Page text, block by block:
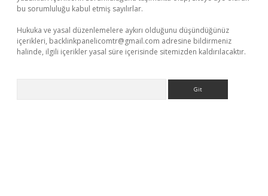
bu sorumluluğu kabul etmiş sayılırlar.
Hukuka ve yasal düzenlemelere aykırı olduğunu düşündüğünüz
içerikleri, backlinkpanelicomtr@gmail.com adresine bildirmeniz
halinde, ilgili içerikler yasal süre içerisinde sitemizden kaldırılacaktır.